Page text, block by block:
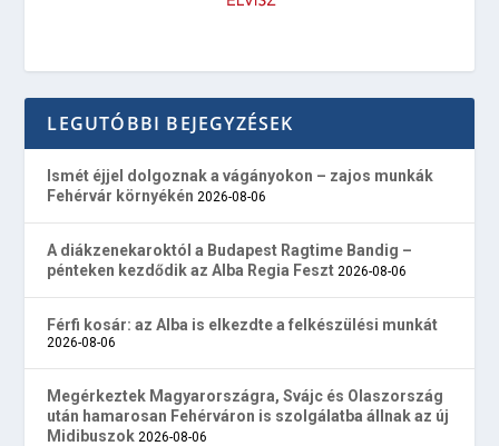
LEGUTÓBBI BEJEGYZÉSEK
Ismét éjjel dolgoznak a vágányokon – zajos munkák
Fehérvár környékén 2026-08-06
A diákzenekaroktól a Budapest Ragtime Bandig –
pénteken kezdődik az Alba Regia Feszt 2026-08-06
Férfi kosár: az Alba is elkezdte a felkészülési munkát
2026-08-06
Megérkeztek Magyarországra, Svájc és Olaszország
után hamarosan Fehérváron is szolgálatba állnak az új
Midibuszok 2026-08-06